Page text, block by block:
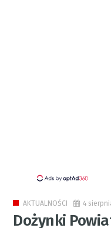
AKTUALNOŚCI 4
Dożynki